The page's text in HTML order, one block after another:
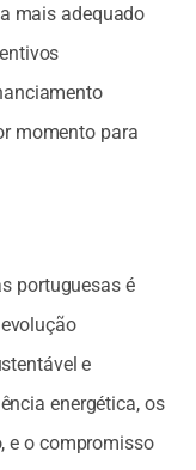
mais adequado
momento para
portuguesas é
e
energética, os
e o compromisso